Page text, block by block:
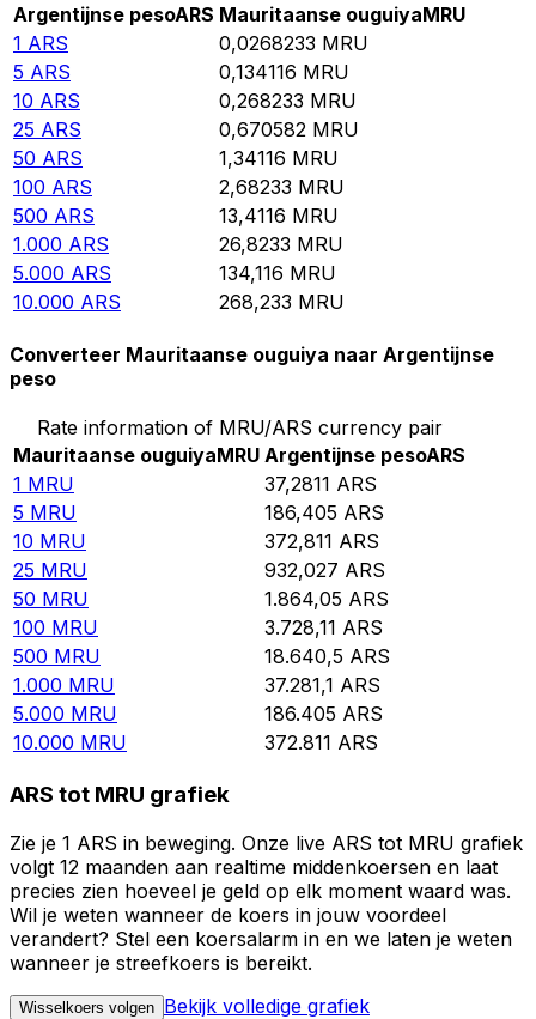
Argentijnse pesoARS Mauritaanse ouguiyaMRU
1 ARS 0,0268233 MRU
5 ARS 0,134116 MRU
10 ARS 0,268233 MRU
25 ARS 0,670582 MRU
50 ARS 1,34116 MRU
100 ARS 2,68233 MRU
500 ARS 13,4116 MRU
1.000 ARS 26,8233 MRU
5.000 ARS 134,116 MRU
10.000 ARS 268,233 MRU
Converteer Mauritaanse ouguiya naar Argentijnse
peso
Rate information of MRU/ARS currency pair
Mauritaanse ouguiyaMRU Argentijnse pesoARS
1 MRU 37,2811 ARS
5 MRU 186,405 ARS
10 MRU 372,811 ARS
25 MRU 932,027 ARS
50 MRU 1.864,05 ARS
100 MRU 3.728,11 ARS
500 MRU 18.640,5 ARS
1.000 MRU 37.281,1 ARS
5.000 MRU 186.405 ARS
10.000 MRU 372.811 ARS
ARS tot MRU grafiek
Zie je 1 ARS in beweging. Onze live ARS tot MRU grafiek
volgt 12 maanden aan realtime middenkoersen en laat
precies zien hoeveel je geld op elk moment waard was.
Wil je weten wanneer de koers in jouw voordeel
verandert? Stel een koersalarm in en we laten je weten
wanneer je streefkoers is bereikt.
Wisselkoers volgen Bekijk volledige grafiek